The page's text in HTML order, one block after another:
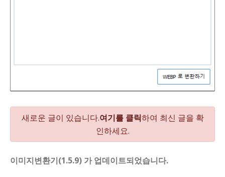
새로운 글이 있습니다.여기를 클릭하여 최신 글을 확
인하세요.
이미지변환기(1.5.9) 가 업데이트되었습니다.